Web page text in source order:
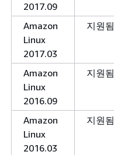
2017.09
Amazon
Linux
2017.03
지원됨
Amazon
Linux
2016.09
지원됨
Amazon
Linux
2016.03
지원됨